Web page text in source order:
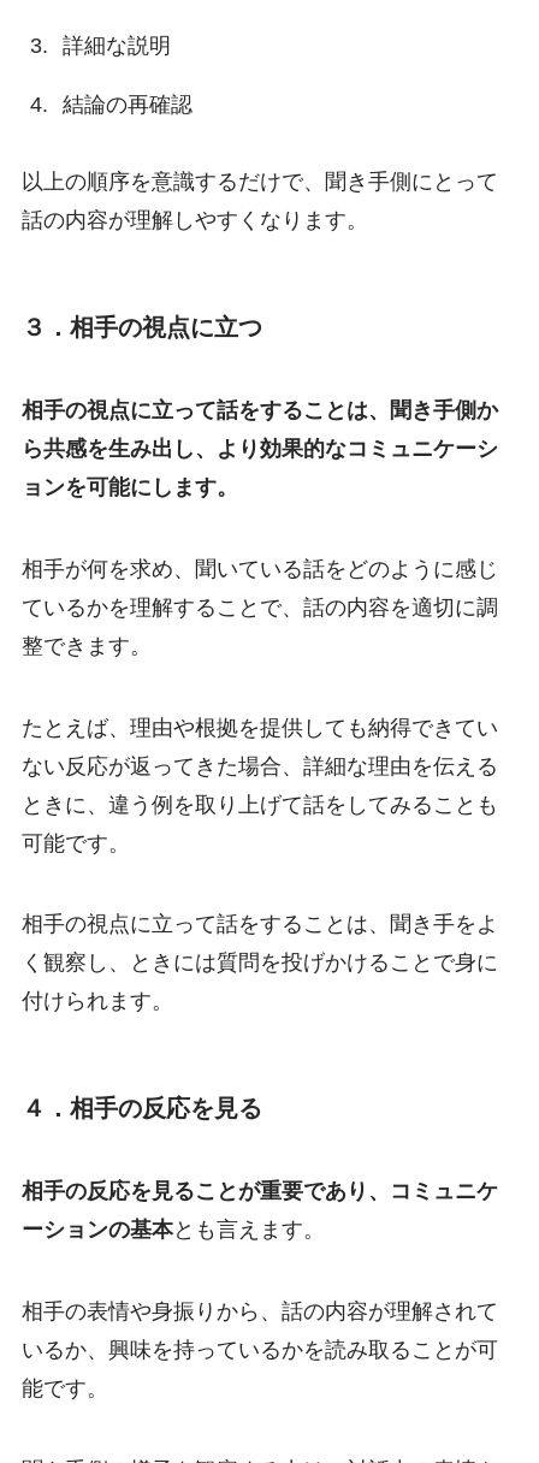
詳細な説明
結論の再確認
以上の順序を意識するだけで、聞き手側にとって
話の内容が理解しやすくなります。
３．相手の視点に立つ
相手の視点に立って話をすることは、聞き手側か
ら共感を生み出し、より効果的なコミュニケーシ
ョンを可能にします。
相手が何を求め、聞いている話をどのように感じ
ているかを理解することで、話の内容を適切に調
整できます。
たとえば、理由や根拠を提供しても納得できてい
ない反応が返ってきた場合、詳細な理由を伝える
ときに、違う例を取り上げて話をしてみることも
可能です。
相手の視点に立って話をすることは、聞き手をよ
く観察し、ときには質問を投げかけることで身に
付けられます。
４．相手の反応を見る
相手の反応を見ることが重要であり、コミュニケ
ーションの基本とも言えます。
相手の表情や身振りから、話の内容が理解されて
いるか、興味を持っているかを読み取ることが可
能です。